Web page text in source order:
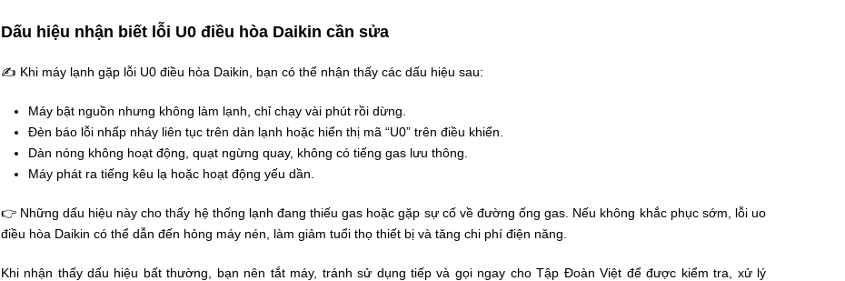
Dấu hiệu nhận biết lỗi U0 điều hòa Daikin cần sửa
✍ Khi máy lạnh gặp lỗi U0 điều hòa Daikin, bạn có thể nhận thấy các dấu hiệu sau:
Máy bật nguồn nhưng không làm lạnh, chỉ chạy vài phút rồi dừng.
Đèn báo lỗi nhấp nháy liên tục trên dàn lạnh hoặc hiển thị mã “U0” trên điều khiển.
Dàn nóng không hoạt động, quạt ngừng quay, không có tiếng gas lưu thông.
Máy phát ra tiếng kêu lạ hoặc hoạt động yếu dần.
👉 Những dấu hiệu này cho thấy hệ thống lạnh đang thiếu gas hoặc gặp sự cố về đường ống gas. Nếu không khắc phục sớm, lỗi uo
điều hòa Daikin có thể dẫn đến hỏng máy nén, làm giảm tuổi thọ thiết bị và tăng chi phí điện năng.
Khi nhận thấy dấu hiệu bất thường, bạn nên tắt máy, tránh sử dụng tiếp và gọi ngay cho Tập Đoàn Việt để được kiểm tra, xử lý